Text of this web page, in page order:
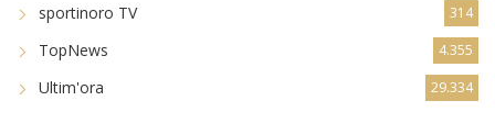
sportinoro TV 314
TopNews 4.355
Ultim'ora 29.334